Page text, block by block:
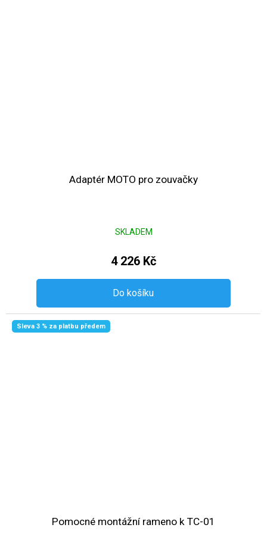
Adaptér MOTO pro zouvačky
SKLADEM
4 226 Kč
Do košíku
Sleva 3 % za platbu předem
Pomocné montážní rameno k TC-01